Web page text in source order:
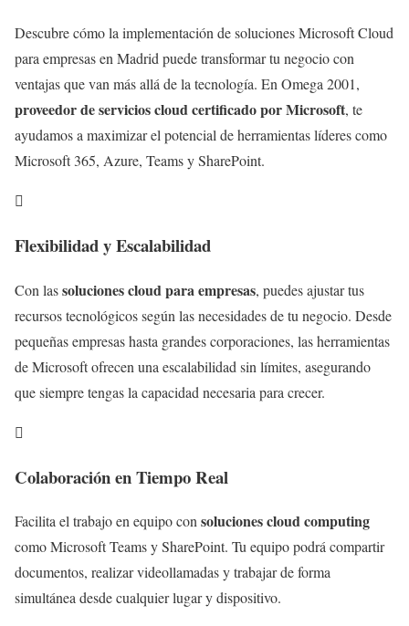
Descubre cómo la implementación de soluciones Microsoft Cloud
para empresas en Madrid puede transformar tu negocio con
ventajas que van más allá de la tecnología. En Omega 2001,
proveedor de servicios cloud certificado por Microsoft, te
ayudamos a maximizar el potencial de herramientas líderes como
Microsoft 365, Azure, Teams y SharePoint.

Flexibilidad y Escalabilidad
Con lassoluciones cloud para empresas, puedes ajustar tus
recursos tecnológicos según las necesidades de tu negocio. Desde
pequeñas empresas hasta grandes corporaciones, las herramientas
de Microsoft ofrecen una escalabilidad sin límites, asegurando
que siempre tengas la capacidad necesaria para crecer.

Colaboración en Tiempo Real
Facilita el trabajo en equipo consoluciones cloud computing
como Microsoft Teams y SharePoint. Tu equipo podrá compartir
documentos, realizar videollamadas y trabajar de forma
simultánea desde cualquier lugar y dispositivo.